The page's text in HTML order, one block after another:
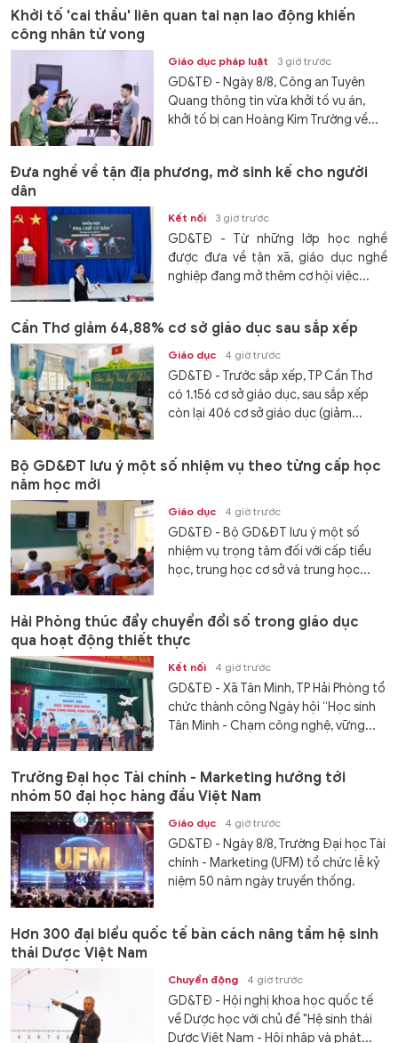
Khởi tố 'cai thầu' liên quan tai nạn lao động khiến
công nhân tử vong
Giáo dục pháp luật 3 giờ trước
GD&TĐ - Ngày 8/8, Công an Tuyên
Quang thông tin vừa khởi tố vụ án,
khởi tố bị can Hoàng Kim Trường về...
Đưa nghề về tận địa phương, mở sinh kế cho người
dân
Kết nối 3 giờ trước
GD&TĐ - Từ những lớp học nghề
được đưa về tận xã, giáo dục nghề
nghiệp đang mở thêm cơ hội việc...
Cần Thơ giảm 64,88% cơ sở giáo dục sau sắp xếp
Giáo dục 4 giờ trước
GD&TĐ - Trước sắp xếp, TP Cần Thơ
có 1.156 cơ sở giáo dục, sau sắp xếp
còn lại 406 cơ sở giáo dục (giảm...
Bộ GD&ĐT lưu ý một số nhiệm vụ theo từng cấp học
năm học mới
Giáo dục 4 giờ trước
GD&TĐ - Bộ GD&ĐT lưu ý một số
nhiệm vụ trọng tâm đối với cấp tiểu
học, trung học cơ sở và trung học...
Hải Phòng thúc đẩy chuyển đổi số trong giáo dục
qua hoạt động thiết thực
Kết nối 4 giờ trước
GD&TĐ - Xã Tân Minh, TP Hải Phòng tổ
chức thành công Ngày hội “Học sinh
Tân Minh - Chạm công nghệ, vững...
Trường Đại học Tài chính - Marketing hướng tới
nhóm 50 đại học hàng đầu Việt Nam
Giáo dục 4 giờ trước
GD&TĐ - Ngày 8/8, Trường Đại học Tài
chính - Marketing (UFM) tổ chức lễ kỷ
niệm 50 năm ngày truyền thống.
Hơn 300 đại biểu quốc tế bàn cách nâng tầm hệ sinh
thái Dược Việt Nam
Chuyển động 4 giờ trước
GD&TĐ - Hội nghị khoa học quốc tế
về Dược học với chủ đề "Hệ sinh thái
Dược Việt Nam - Hội nhập và phát...